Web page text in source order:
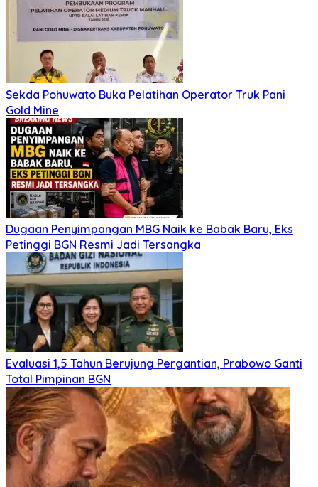
Sekda Pohuwato Buka Pelatihan Operator Truk Pani
Gold Mine
Dugaan Penyimpangan MBG Naik ke Babak Baru, Eks
Petinggi BGN Resmi Jadi Tersangka
Evaluasi 1,5 Tahun Berujung Pergantian, Prabowo Ganti
Total Pimpinan BGN